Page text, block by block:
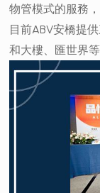
物管模式的服務
目前ABV安橋提
和大樓、匯世界